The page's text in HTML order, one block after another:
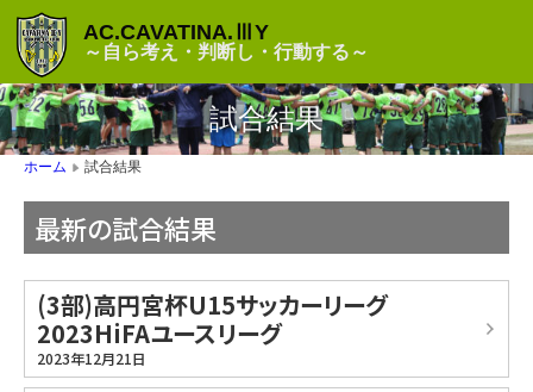
AC.CAVATINA.ⅢY
～自ら考え・判断し・行動する～
試合結果
ホーム ▶ 試合結果
最新の試合結果
(3部)高円宮杯U15サッカーリーグ
2023HiFAユースリーグ
2023年12月21日